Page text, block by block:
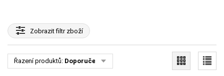
Zobrazitfiltr zboží
Řazení produktů: Doporučené